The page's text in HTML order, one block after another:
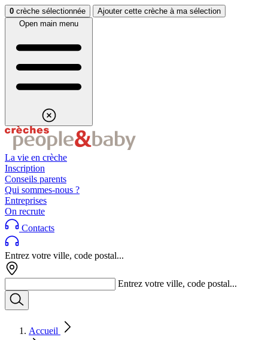
Aller au contenuAller au footer
0 crèche sélectionnée
Ajouter cette crèche à ma sélection
Open main menu
La vie en crèche
Inscription
Conseils parents
Qui sommes-nous ?
Entreprises
On recrute
Contacts
Entrez votre ville, code postal...
Entrez votre ville, code postal...
Accueil